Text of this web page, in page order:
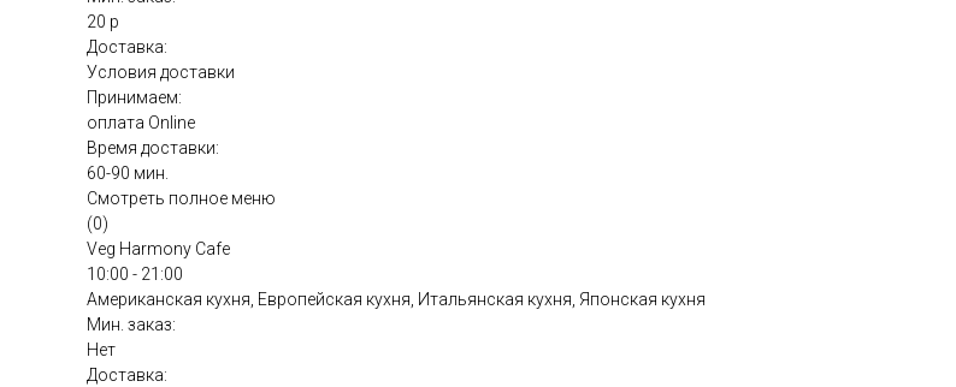
20 р
Доставка:
Условия доставки
Принимаем:
оплата Online
Время доставки:
60-90 мин.
Смотреть полное меню
(0)
Veg Harmony Cafe
10:00 - 21:00
Американская кухня, Европейская кухня, Итальянская кухня, Японская кухня
Мин. заказ:
Нет
Доставка: